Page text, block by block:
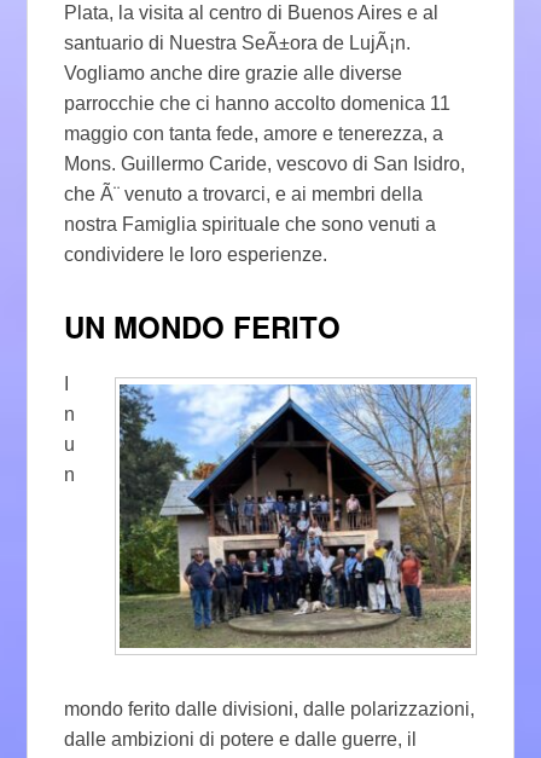
Plata, la visita al centro di Buenos Aires e al
santuario di Nuestra SeÃ±ora de LujÃ¡n.
Vogliamo anche dire grazie alle diverse
parrocchie che ci hanno accolto domenica 11
maggio con tanta fede, amore e tenerezza, a
Mons. Guillermo Caride, vescovo di San Isidro,
che Ã¨ venuto a trovarci, e ai membri della
nostra Famiglia spirituale che sono venuti a
condividere le loro esperienze.
UN MONDO FERITO
n
u
n
mondo ferito dalle divisioni, dalle polarizzazioni,
dalle ambizioni di potere e dalle guerre, il